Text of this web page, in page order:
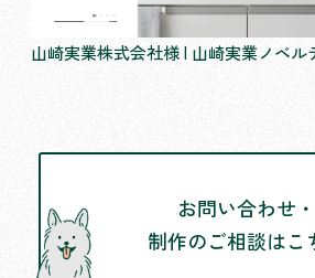
山崎実業株式会社様 | 山崎実業ノベル
お問い合わせ・
制作のご相談はこ